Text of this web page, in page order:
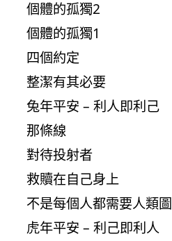
個體的孤獨2
個體的孤獨1
四個約定
整潔有其必要
兔年平安 – 利人即利己
那條線
對待投射者
救贖在自己身上
不是每個人都需要人類圖
虎年平安 – 利己即利人